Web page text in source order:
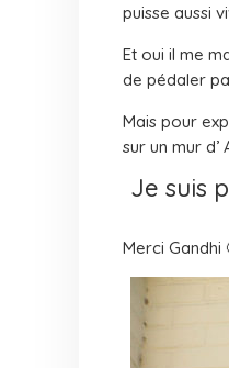
puisse aussi
Et oui il me
de pédaler
Mais pour
sur un mur d’
Je suis
Merci Gandhi